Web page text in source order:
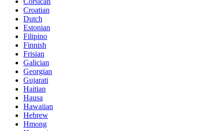
Croatian
Dutch
Estonian
Filipino
Finnish
Frisian
Galician
Georgian
Gujarati
Haitian
Hausa
Hawaiian
Hebrew
Hmong